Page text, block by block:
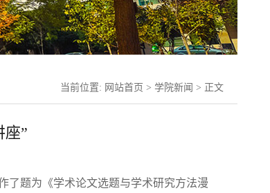
当前位置: 网站首页 > 学院新闻 > 正文
座”
了题为《学术论文选题与学术研究方法漫